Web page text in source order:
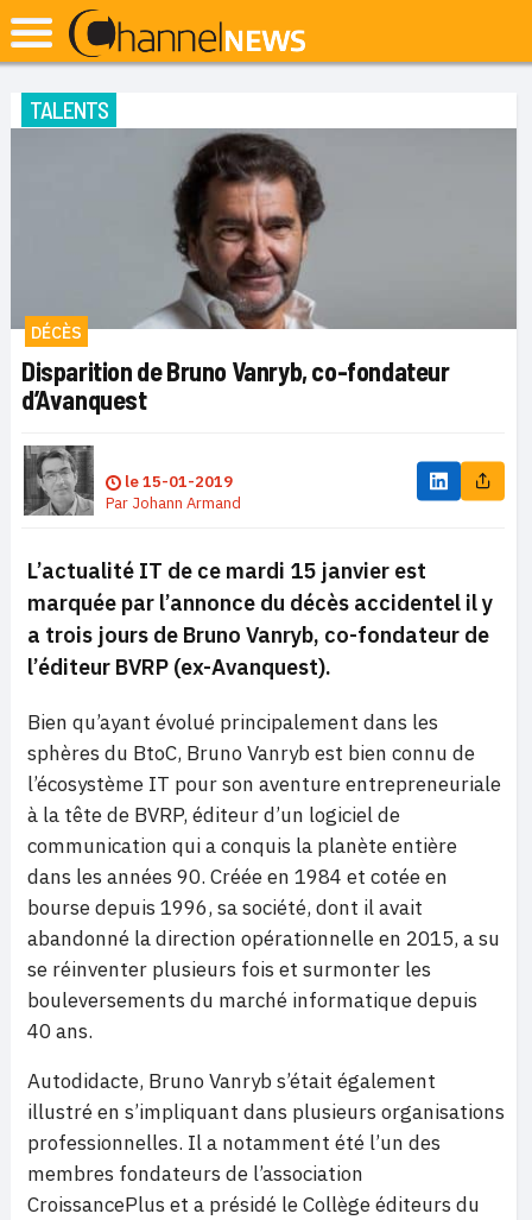
TALENTS
DÉCÈS
Disparition de Bruno Vanryb, co-fondateur
d’Avanquest
le15-01-2019
Par Johann Armand
L’actualité IT de ce mardi 15 janvier est
marquée par l’annonce du décès accidentel il y
a trois jours de Bruno Vanryb, co-fondateur de
l’éditeur BVRP (ex-Avanquest).
Bien qu’ayant évolué principalement dans les
sphères du BtoC, Bruno Vanryb est bien connu de
l’écosystème IT pour son aventure entrepreneuriale
à la tête de BVRP, éditeur d’un logiciel de
communication qui a conquis la planète entière
dans les années 90. Créée en 1984 et cotée en
bourse depuis 1996, sa société, dont il avait
abandonné la direction opérationnelle en 2015, a su
se réinventer plusieurs fois et surmonter les
bouleversements du marché informatique depuis
40 ans.
Autodidacte, Bruno Vanryb s’était également
illustré en s’impliquant dans plusieurs organisations
professionnelles. Il a notamment été l’un des
membres fondateurs de l’association
CroissancePlus et a présidé le Collège éditeurs du